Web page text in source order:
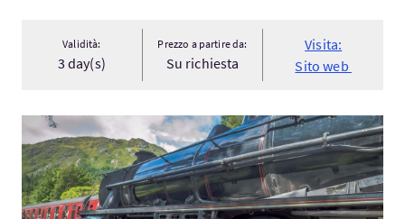
Validità:
3 day(s)
Prezzo a partire da:
Su richiesta
Visita:
Sito web
Visita:Scenic Scottish Railways